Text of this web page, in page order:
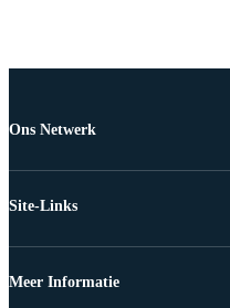
Ons Netwerk
Site-Links
Meer Informatie